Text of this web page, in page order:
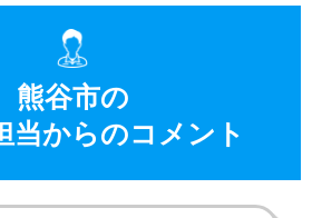
熊谷市の
当からのコメント